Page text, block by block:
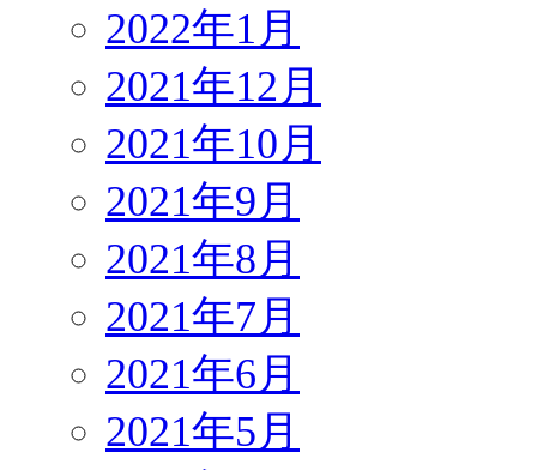
2022年1月
2021年12月
2021年10月
2021年9月
2021年8月
2021年7月
2021年6月
2021年5月